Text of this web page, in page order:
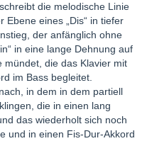
die melodische Linie
eines „Dis“ in tiefer
der anfänglich ohne
in eine lange Dehnung auf
mündet, die das Klavier mit
im Bass begleitet.
in dem in dem partiell
die in einen lang
das wiederholt sich noch
und in einen Fis-Dur-Akkord